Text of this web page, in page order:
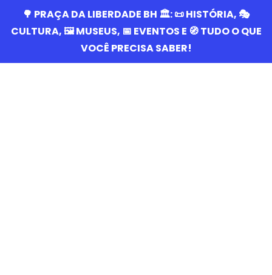
🌳 PRAÇA DA LIBERDADE BH 🏛️: 📜 HISTÓRIA, 🎭
CULTURA, 🖼️ MUSEUS, 📅 EVENTOS E 🧭 TUDO O QUE
VOCÊ PRECISA SABER!